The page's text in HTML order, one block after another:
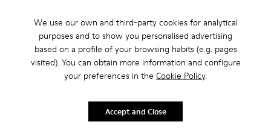
We use our own and third-party cookies for analytical
purposes and to show you personalised advertising
based on a profile of your browsing habits (e.g. pages
visited). You can obtain more information and configure
your preferences in the Cookie Policy.
Accept and Close
Brutus Sandal - A500001-003 - Yellow
Brutus Sandal - A500001-004
Brutus Sandal - A500001-002
Brutus Sandal - A500001-001 - Green
Traktori - A700004-009 -
Traktori - A700004-
Traktori -
Traktori
285 € -40%
Add